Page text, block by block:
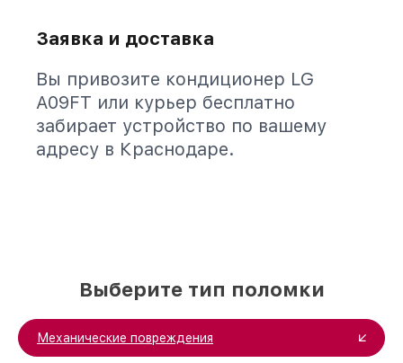
Заявка и доставка
Вы привозите кондиционер LG
A09FT или курьер бесплатно
забирает устройство по вашему
адресу в Краснодаре.
Выберите тип поломки
Механические повреждения